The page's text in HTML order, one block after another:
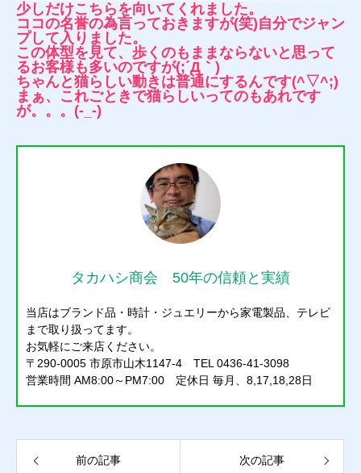
質預かり
少しだけこちらを向いてくれました。
ココの名誉の為言っておきますが(笑)自分でジャン
プして入りました。
この体型を見て、歩くのもままならないと思って
るお客様も多いのですが(;´Д｀)
ちゃんと猫らしい動きは普通にするんです(^▽^;)
まぁ、これごときで猫らしいってのもあれです
が。。。(-_-)
タカハシ商会 50年の信頼と実績
当店はブランド品・時計・ジュエリーから家電製品、テレビ
まで取り扱ってます。
お気軽にご来店ください。
〒290-0005 市原市山木1147-4 TEL 0436-41-3098
営業時間 AM8:00～PM7:00 定休日 毎月、8,17,18,28日
前の記事 次の記事